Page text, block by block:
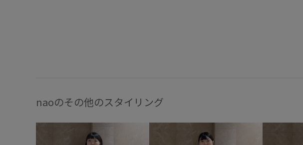
naoのその他のスタイリング